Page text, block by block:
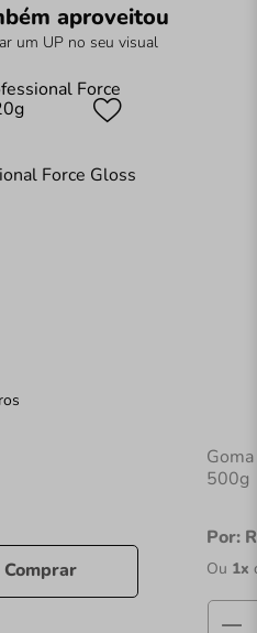
aproveitou
um UP no seu visual
Force Gloss
Comprar
500g
Por:
Ou 1x